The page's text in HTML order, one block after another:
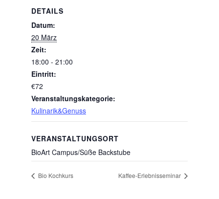
DETAILS
Datum:
20 März
Zeit:
18:00 - 21:00
Eintritt:
€72
Veranstaltungskategorie:
Kulinarik&Genuss
VERANSTALTUNGSORT
BioArt Campus/Süße Backstube
Bio Kochkurs Kaffee-Erlebnisseminar